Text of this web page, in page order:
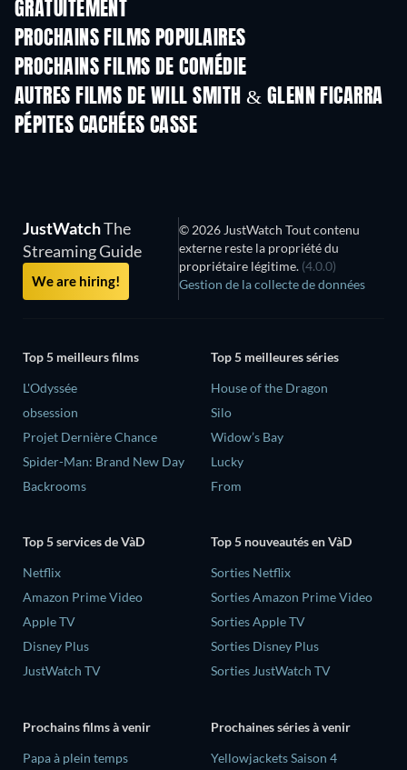
GRATUITEMENT
PROCHAINS FILMS POPULAIRES
PROCHAINS FILMS DE COMÉDIE
AUTRES FILMS DE WILL SMITH & GLENN FICARRA
PÉPITES CACHÉES CASSE
JustWatchThe
Streaming Guide
We are hiring!
© 2026 JustWatch Tout contenu
externe reste la propriété du
propriétaire légitime. (4.0.0)
Gestion de la collecte de données
Top 5 meilleurs films
L'Odyssée
obsession
Projet Dernière Chance
Spider-Man: Brand New Day
Backrooms
Top 5 meilleures séries
House of the Dragon
Silo
Widow’s Bay
Lucky
From
Top 5 services de VàD
Netflix
Amazon Prime Video
Apple TV
Disney Plus
JustWatch TV
Top 5 nouveautés en VàD
Sorties Netflix
Sorties Amazon Prime Video
Sorties Apple TV
Sorties Disney Plus
Sorties JustWatch TV
Prochains films à venir
‎Papa à plein temps
Prochaines séries à venir
Yellowjackets Saison 4